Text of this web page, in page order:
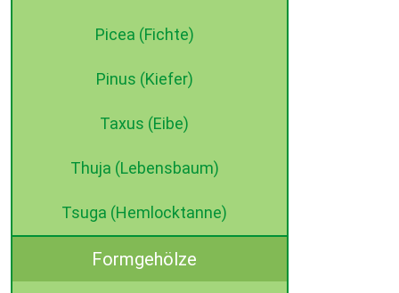
Picea (Fichte)
Pinus (Kiefer)
Taxus (Eibe)
Thuja (Lebensbaum)
Tsuga (Hemlocktanne)
Formgehölze